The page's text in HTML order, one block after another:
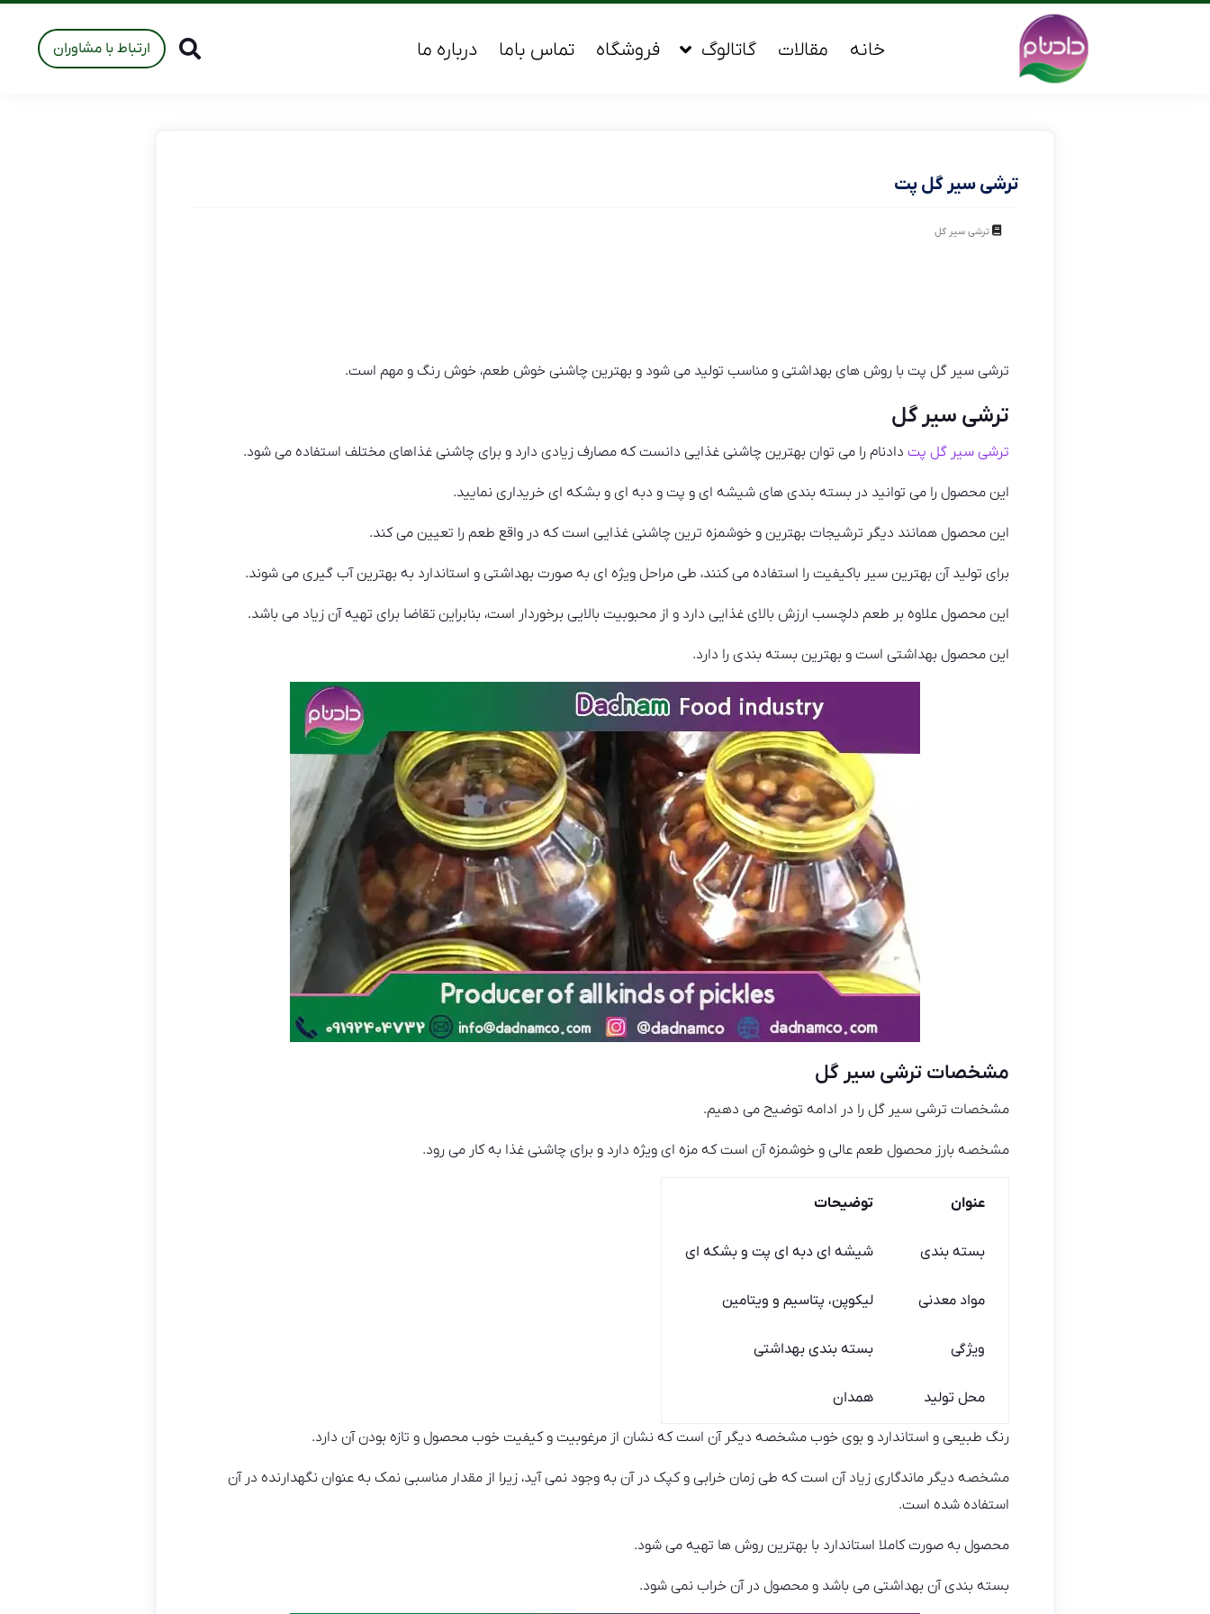
خانه مقالات گاتالوگ فروشگاه تماس باما درباره ما ارتباط با مشاوران
ترشی سیر گل پت
ترشی سیر گل
ترشی سیر گل پت با روش های بهداشتی و مناسب تولید می شود و بهترین چاشنی خوش طعم، خوش رنگ و مهم است.
ترشی سیر گل
ترشی سیر گل پت دادنام را می توان بهترین چاشنی غذایی دانست که مصارف زیادی دارد و برای چاشنی غذاهای مختلف استفاده می شود.
این محصول را می توانید در بسته بندی های شیشه ای و پت و دبه ای و بشکه ای خریداری نمایید.
این محصول همانند دیگر ترشیجات بهترین و خوشمزه ترین چاشنی غذایی است که در واقع طعم را تعیین می کند.
برای تولید آن بهترین سیر باکیفیت را استفاده می کنند، طی مراحل ویژه ای به صورت بهداشتی و استاندارد به بهترین آب گیری می شوند.
این محصول علاوه بر طعم دلچسب ارزش بالای غذایی دارد و از محبوبیت بالایی برخوردار است، بنابراین تقاضا برای تهیه آن زیاد می باشد.
این محصول بهداشتی است و بهترین بسته بندی را دارد.
مشخصات ترشی سیر گل
مشخصات ترشی سیر گل را در ادامه توضیح می‌ دهیم.
مشخصه بارز محصول طعم عالی و خوشمزه آن است که مزه ای ویژه دارد و برای چاشنی غذا به کار می رود.
عنوان توضیحات
بسته بندی شیشه ای دبه ای پت و بشکه ای
مواد معدنی لیکوپن، پتاسیم و ویتامین
ویژگی بسته بندی بهداشتی
محل تولید همدان
رنگ طبیعی و استاندارد و بوی خوب مشخصه دیگر آن است که نشان از مرغوبیت و کیفیت خوب محصول و تازه بودن آن دارد.
مشخصه دیگر ماندگاری زیاد آن است که طی زمان خرابی و کپک در آن به وجود نمی آید، زیرا از مقدار مناسبی نمک به عنوان نگهدارنده در آن
استفاده شده است.
محصول به صورت کاملا استاندارد با بهترین روش ها تهیه می‌ شود.
بسته بندی آن بهداشتی می باشد و محصول در آن خراب نمی شود.